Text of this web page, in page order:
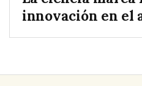
innovación en el